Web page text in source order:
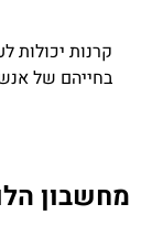
קרנות יכולות
בחייהם של
מחשבון